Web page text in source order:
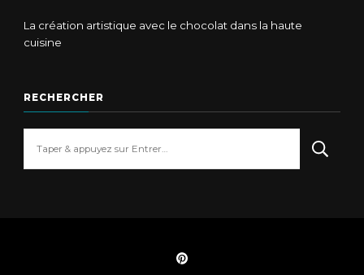
La création artistique avec le chocolat dans la haute
cuisine
RECHERCHER